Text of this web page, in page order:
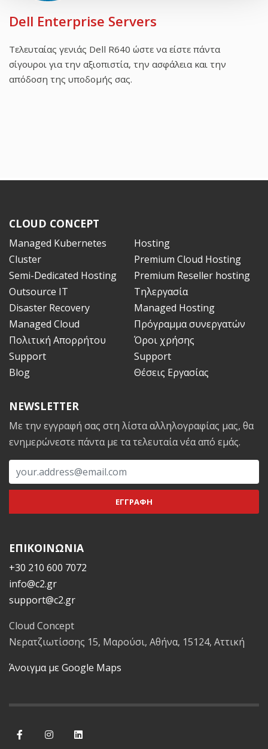
Dell Enterprise Servers
Τελευταίας γενιάς Dell R640 ώστε να είστε πάντα
σίγουροι για την αξιοπιστία, την ασφάλεια και την
απόδοση της υποδομής σας.
CLOUD CONCEPT
Managed Kubernetes
Cluster
Hosting
Premium Cloud Hosting
Semi-Dedicated Hosting
Premium Reseller hosting
Outsource ΙT
Τηλεργασία
Disaster Recovery
Managed Hosting
Managed Cloud
Πρόγραμμα συνεργατών
Πολιτική Απορρήτου
Όροι χρήσης
Support
Support
Blog
Θέσεις Εργασίας
NEWSLETTER
Με την εγγραφή σας στη λίστα αλληλογραφίας μας, θα
ενημερώνεστε πάντα με τα τελευταία νέα από εμάς.
ΕΠΙΚΟΙΝΩΝΙΑ
+30 210 600 7072
info@c2.gr
support@c2.gr
Cloud Concept
Νερατζιωτίσσης 15, Μαρούσι, Αθήνα, 15124, Αττική
Άνοιγμα με Google Maps
FacebookInstagram